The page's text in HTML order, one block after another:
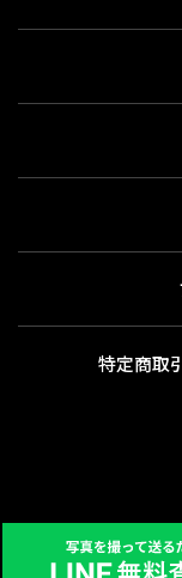
特定商取